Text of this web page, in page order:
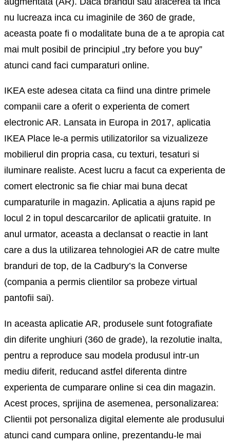
nu lucreaza inca cu imaginile de 360 de grade,
aceasta poate fi o modalitate buna de a te apropia cat
mai mult posibil de principiul „try before you buy”
atunci cand faci cumparaturi online.
IKEA este adesea citata ca fiind una dintre primele
companii care a oferit o experienta de comert
electronic AR. Lansata in Europa in 2017, aplicatia
IKEA Place le-a permis utilizatorilor sa vizualizeze
mobilierul din propria casa, cu texturi, tesaturi si
iluminare realiste. Acest lucru a facut ca experienta de
comert electronic sa fie chiar mai buna decat
cumparaturile in magazin. Aplicatia a ajuns rapid pe
locul 2 in topul descarcarilor de aplicatii gratuite. In
anul urmator, aceasta a declansat o reactie in lant
care a dus la utilizarea tehnologiei AR de catre multe
branduri de top, de la Cadbury’s la Converse
(compania a permis clientilor sa probeze virtual
pantofii sai).
In aceasta aplicatie AR, produsele sunt fotografiate
din diferite unghiuri (360 de grade), la rezolutie inalta,
pentru a reproduce sau modela produsul intr-un
mediu diferit, reducand astfel diferenta dintre
experienta de cumparare online si cea din magazin.
Acest proces, sprijina de asemenea, personalizarea:
Clientii pot personaliza digital elemente ale produsului
atunci cand cumpara online, prezentandu-le mai